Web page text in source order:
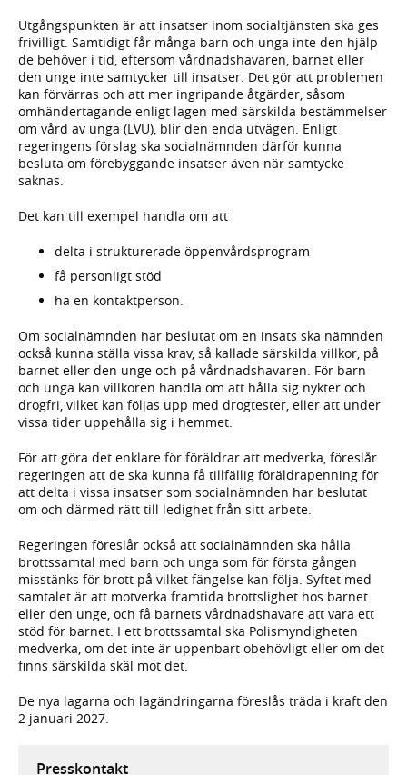
Utgångspunkten är att insatser inom socialtjänsten ska ges
frivilligt. Samtidigt får många barn och unga inte den hjälp
de behöver i tid, eftersom vårdnadshavaren, barnet eller
den unge inte samtycker till insatser. Det gör att problemen
kan förvärras och att mer ingripande åtgärder, såsom
omhändertagande enligt lagen med särskilda bestämmelser
om vård av unga (LVU), blir den enda utvägen. Enligt
regeringens förslag ska socialnämnden därför kunna
besluta om förebyggande insatser även när samtycke
saknas.
Det kan till exempel handla om att
delta i strukturerade öppenvårdsprogram
få personligt stöd
ha en kontaktperson.
Om socialnämnden har beslutat om en insats ska nämnden
också kunna ställa vissa krav, så kallade särskilda villkor, på
barnet eller den unge och på vårdnadshavaren. För barn
och unga kan villkoren handla om att hålla sig nykter och
drogfri, vilket kan följas upp med drogtester, eller att under
vissa tider uppehålla sig i hemmet.
För att göra det enklare för föräldrar att medverka, föreslår
regeringen att de ska kunna få tillfällig föräldrapenning för
att delta i vissa insatser som socialnämnden har beslutat
om och därmed rätt till ledighet från sitt arbete.
Regeringen föreslår också att socialnämnden ska hålla
brottssamtal med barn och unga som för första gången
misstänks för brott på vilket fängelse kan följa. Syftet med
samtalet är att motverka framtida brottslighet hos barnet
eller den unge, och få barnets vårdnadshavare att vara ett
stöd för barnet. I ett brottssamtal ska Polismyndigheten
medverka, om det inte är uppenbart obehövligt eller om det
finns särskilda skäl mot det.
De nya lagarna och lagändringarna föreslås träda i kraft den
2 januari 2027.
Presskontakt